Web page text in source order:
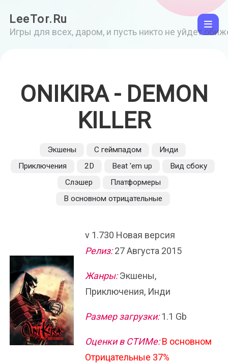
LeeTor.Ru
Игры для всех, даром, и пусть никто не уйдет
ONIKIRA - DEMON
KILLER
Экшены С геймпадом
Инди
Приключения
2D Beat 'em up
Вид сбоку
Слэшер
Платформеры
В основном отрицательные
v 1.730 Новая версия
Релиз:27 Августа 2015
Жанры:Экшены,
Приключения, Инди
Размер загрузки:1.1 Gb
Оценки в СТИМе: В основном
Отрицательные 37%